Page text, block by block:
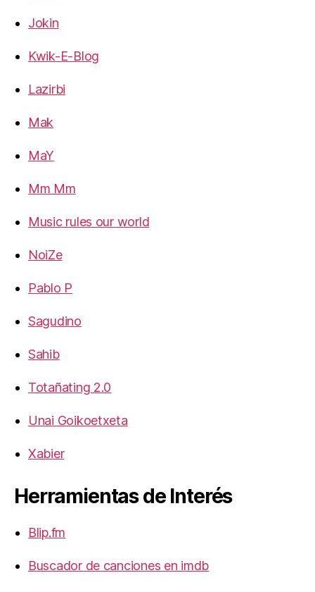
Jokin
Kwik-E-Blog
Lazirbi
Mak
MaY
Mm Mm
Music rules our world
NoiZe
Pablo P
Sagudino
Sahib
Totañating 2.0
Unai Goikoetxeta
Xabier
Herramientas de Interés
Blip.fm
Buscador de canciones en imdb